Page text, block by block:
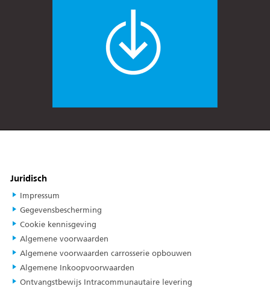
Juridisch
Impressum
Gegevensbescherming
Cookie kennisgeving
Algemene voorwaarden
Algemene voorwaarden carrosserie opbouwen
Algemene Inkoopvoorwaarden
Ontvangstbewijs Intracommunautaire levering